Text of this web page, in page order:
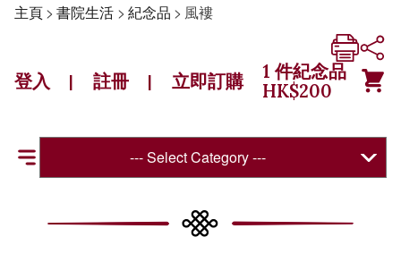
主頁> 書院生活 > 紀念品 > 風褸
登入 | 註冊 | 立即訂購 1 件紀念品
HK$200
--- Select Category ---